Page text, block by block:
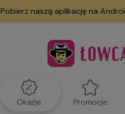
Pobierz naszą aplikację na
Okazje Promocje